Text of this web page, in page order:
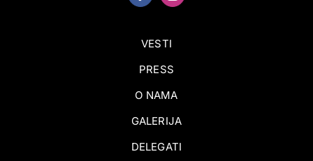
VESTI
PRESS
O NAMA
GALERIJA
DELEGATI